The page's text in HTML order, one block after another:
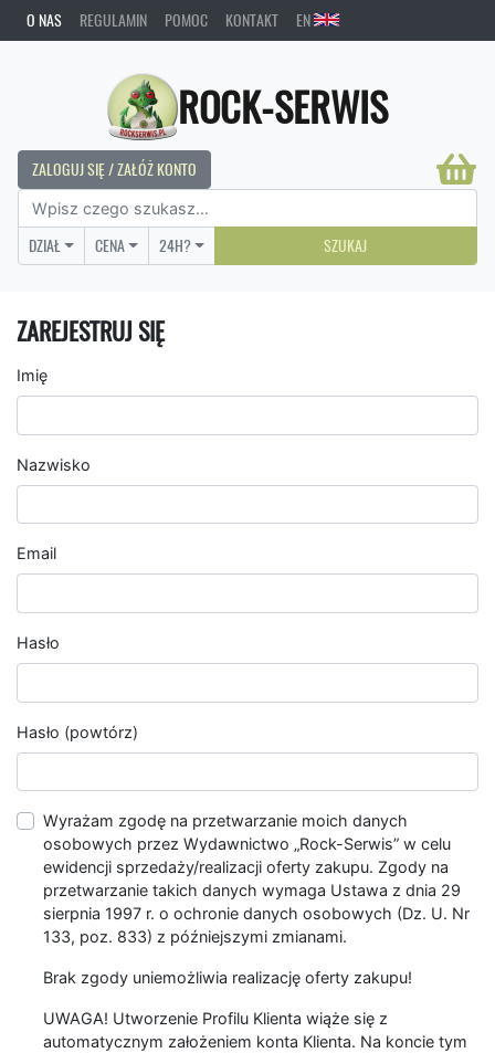
O NAS REGULAMIN POMOC KONTAKT EN
ROCK-SERWIS
ZALOGUJ SIĘ / ZAŁÓŻ KONTO
DZIAŁ CENA 24H? SZUKAJ
ZAREJESTRUJ SIĘ
Imię
Nazwisko
Email
Hasło
Hasło (powtórz)
Wyrażam zgodę na przetwarzanie moich danych
osobowych przez Wydawnictwo „Rock-Serwis” w celu
ewidencji sprzedaży/realizacji oferty zakupu. Zgody na
przetwarzanie takich danych wymaga Ustawa z dnia 29
sierpnia 1997 r. o ochronie danych osobowych (Dz. U. Nr
133, poz. 833) z późniejszymi zmianami.
Brak zgody uniemożliwia realizację oferty zakupu!
UWAGA! Utworzenie Profilu Klienta wiąże się z
automatycznym założeniem konta Klienta. Na koncie tym